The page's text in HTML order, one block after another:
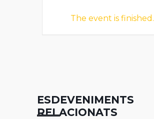
The event is finished.
ESDEVENIMENTS
RELACIONATS